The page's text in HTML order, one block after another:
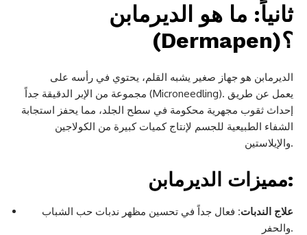
ثانياً: ما هو الديرمابن
(Dermapen)؟
الديرمابن هو جهاز صغير يشبه القلم، يحتوي في رأسه على
مجموعة من الإبر الدقيقة جداً (Microneedling). يعمل عن طريق
إحداث ثقوب مجهرية محكومة في سطح الجلد، مما يحفز استجابة
الشفاء الطبيعية للجسم لإنتاج كميات كبيرة من الكولاجين
والإيلاستين.
مميزات الديرمابن:
علاج الندبات: فعال جداً في تحسين مظهر ندبات حب الشباب
والحفر.